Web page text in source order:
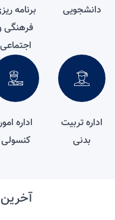
دانشجویی
برنامه
فرهنگی
اجتماعی
اداره تربیت
بدنی
اداره
کنسولی
آخرین